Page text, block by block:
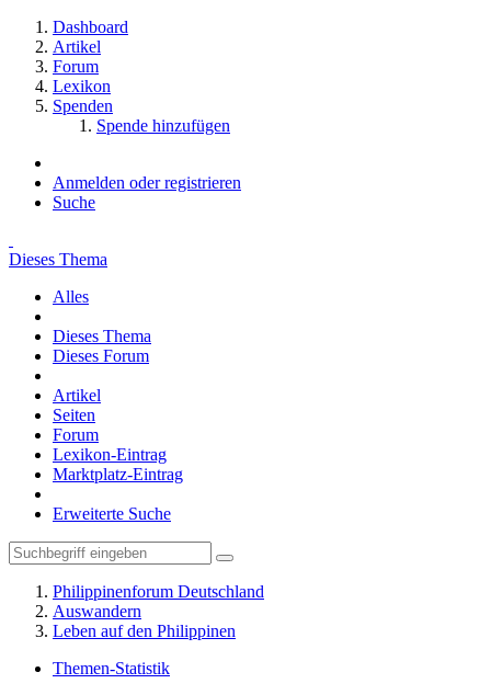
Dashboard
Artikel
Forum
Lexikon
Spenden
Spende hinzufügen
Anmelden oder registrieren
Suche
Dieses Thema
Alles
Dieses Thema
Dieses Forum
Artikel
Seiten
Forum
Lexikon-Eintrag
Marktplatz-Eintrag
Erweiterte Suche
Philippinenforum Deutschland
Auswandern
Leben auf den Philippinen
Themen-Statistik